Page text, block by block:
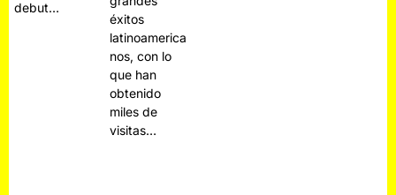
debut…
éxitos
latinoamerica
nos, con lo
que han
obtenido
miles de
visitas…